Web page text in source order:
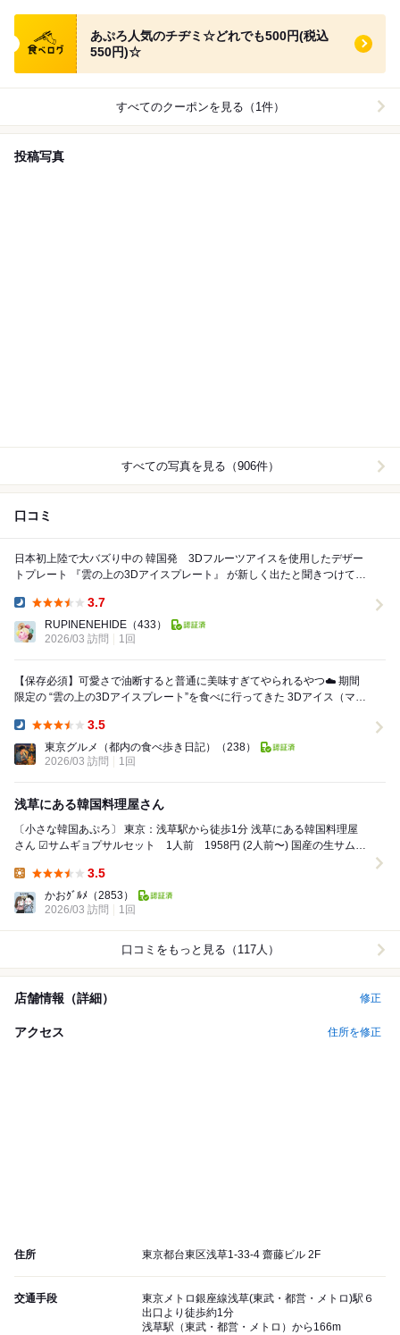
食べログ クーポン
あぷろ人気のチヂミ☆どれでも500円(税込
550円)☆
すべてのクーポンを見る（1件）
投稿写真
すべての写真を見る（906件）
口コミ
日本初上陸で大バズり中の 韓国発 3Dフルーツアイスを使用したデザー
トプレート 『雲の上の3Dアイスプレート』 が新しく出たと聞きつけて堪
3.7
RUPINENEHIDE （433）
2026/03 訪問
1回
【保存必須】可愛さで油断すると普通に美味すぎてやられるやつ☁️ 期間
限定の “雲の上の3Dアイスプレート”を食べに行ってきた 3Dアイス（マン
3.5
東京グルメ（都内の食べ歩き日記）
（238）
2026/03 訪問
1回
浅草にある韓国料理屋さん
〔小さな韓国あぷろ〕 東京：浅草駅から徒歩1分 浅草にある韓国料理屋
さん ☑︎サムギョプサルセット 1人前 1958円 (2人前〜) 国産の生サムギ
3.5
かおｸﾞﾙﾒ （2853）
2026/03 訪問
1回
口コミをもっと見る（117人）
店舗情報（詳細） 修正
アクセス 住所を修正
住所 東京都台東区浅草1-33-4 齋藤ビル 2F
交通手段
東京メトロ銀座線浅草(東武・都営・メトロ)駅６
出口より徒歩約1分
浅草駅（東武・都営・メトロ）から166m